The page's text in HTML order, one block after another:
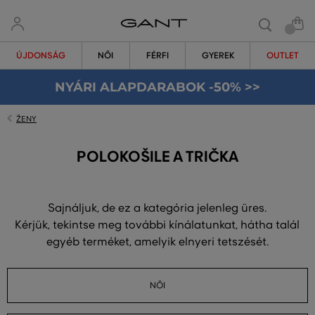
ÚJDONSÁG NŐI FÉRFI GYEREK OUTLET
NYÁRI ALAPDARABOK -50% >>
ŽENY
POLOKOŠILE A TRIČKA
Sajnáljuk, de ez a kategória jelenleg üres.
Kérjük, tekintse meg további kínálatunkat, hátha talál
egyéb terméket, amelyik elnyeri tetszését.
NŐI